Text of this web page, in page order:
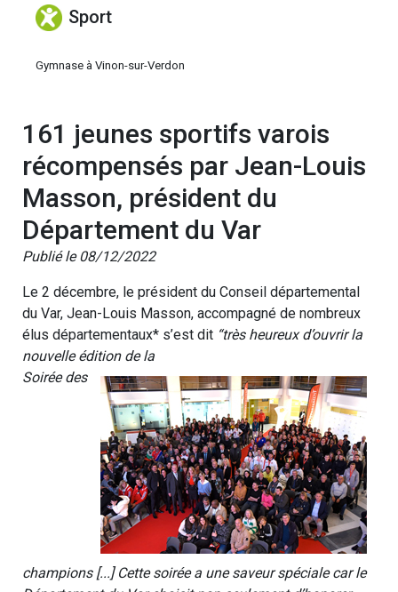
Sport
Gymnase à Vinon-sur-Verdon
161 jeunes sportifs varois
récompensés par Jean-Louis
Masson, président du
Département du Var
Publié le 08/12/2022
Le 2 décembre, le président du Conseil départemental
du Var, Jean-Louis Masson, accompagné de nombreux
élus départementaux* s’est dit “très heureux d’ouvrir la
nouvelle édition de la
Soirée des
champions [...] Cette soirée a une saveur spéciale car le